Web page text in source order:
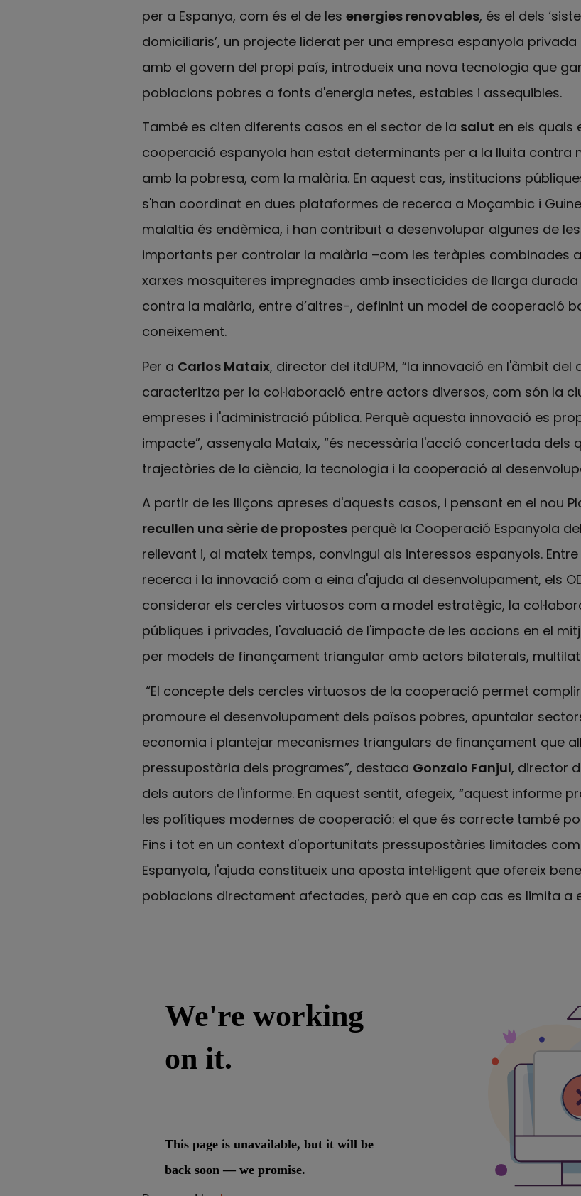
per a Espanya, com és el de les energies renovables, és el dels
domiciliaris’, un projecte liderat per una empresa espanyola privada
amb el govern del propi país, introdueix una nova tecnologia que
poblacions pobres a fonts d'energia netes, estables i assequibles.
També es citen diferents casos en el sector de la salut en els quals
cooperació espanyola han estat determinants per a la lluita contra
amb la pobresa, com la malària. En aquest cas, institucions
s'han coordinat en dues plataformes de recerca a Moçambic i
malaltia és endèmica, i han contribuït a desenvolupar algunes de
importants per controlar la malària –com les teràpies combinades
xarxes mosquiteres impregnades amb insecticides de llarga
contra la malària, entre d’altres-, definint un model de cooperació
coneixement.
Per a Carlos Mataix, director del itdUPM, “la innovació en l'àmbit del
caracteritza per la col·laboració entre actors diversos, com són la
empreses i l'administració pública. Perquè aquesta innovació es
impacte”, assenyala Mataix, “és necessària l'acció concertada dels
trajectòries de la ciència, la tecnologia i la cooperació al
A partir de les lliçons apreses d'aquests casos, i pensant en el nou
recullen una sèrie de propostesperquè la Cooperació Espanyola
rellevant i, al mateix temps, convingui als interessos espanyols.
recerca i la innovació com a eina d'ajuda al desenvolupament, els
considerar els cercles virtuosos com a model estratègic, la
públiques i privades, l'avaluació de l'impacte de les accions en el
per models de finançament triangular amb actors bilaterals,
“El concepte dels cercles virtuosos de la cooperació permet
promoure el desenvolupament dels països pobres, apuntalar
economia i plantejar mecanismes triangulars de finançament que
pressupostària dels programes”, destaca Gonzalo Fanjul, director
dels autors de l'informe. En aquest sentit, afegeix, “aquest informe
les polítiques modernes de cooperació: el que és correcte també
Fins i tot en un context d'oportunitats pressupostàries limitades
Espanyola, l'ajuda constitueix una aposta intel·ligent que ofereix
poblacions directament afectades, però que en cap cas es limita a